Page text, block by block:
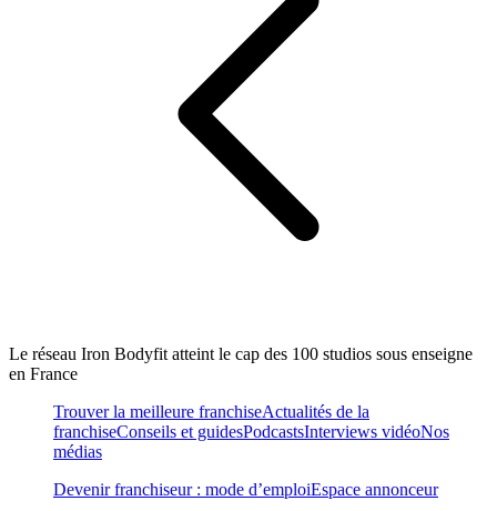
Le réseau Iron Bodyfit atteint le cap des 100 studios sous enseigne
en France
Trouver la meilleure franchiseActualités de la
franchiseConseils et guidesPodcastsInterviews vidéoNos
médias
Devenir franchiseur : mode d’emploiEspace annonceur